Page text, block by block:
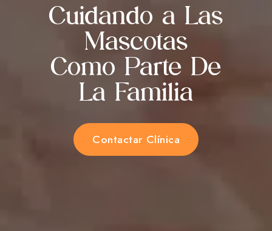
Cuidando a Las
Mascotas
Como Parte De
La Familia
Contactar Clínica